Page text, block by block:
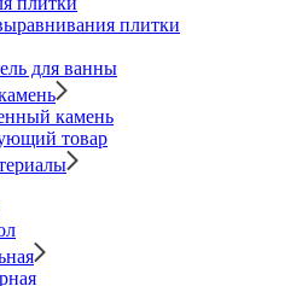
плитки
для ванны
камень
товар